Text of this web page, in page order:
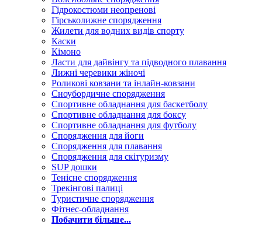
Гідрокостюми неопренові
Гірськолижне спорядження
Жилети для водних видів спорту
Каски
Кімоно
Ласти для дайвінгу та підводного плавання
Лижні черевики жіночі
Роликові ковзани та інлайн-ковзани
Сноубордичне спорядження
Спортивне обладнання для баскетболу
Спортивне обладнання для боксу
Спортивне обладнання для футболу
Спорядження для йоги
Спорядження для плавання
Спорядження для скітуризму
SUP дошки
Тенісне спорядження
Трекінгові палиці
Туристичне спорядження
Фітнес-обладнання
Побачити більше...